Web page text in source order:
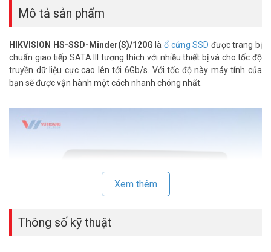
Mô tả sản phẩm
HIKVISION HS-SSD-Minder(S)/120G là ổ cứng SSD được trang bị
chuẩn giao tiếp SATA III tương thích với nhiều thiết bị và cho tốc độ
truyền dữ liệu cực cao lên tới 6Gb/s. Với tốc độ này máy tính của
bạn sẽ được vận hành một cách nhanh chóng nhất.
Xem thêm
Thông số kỹ thuật